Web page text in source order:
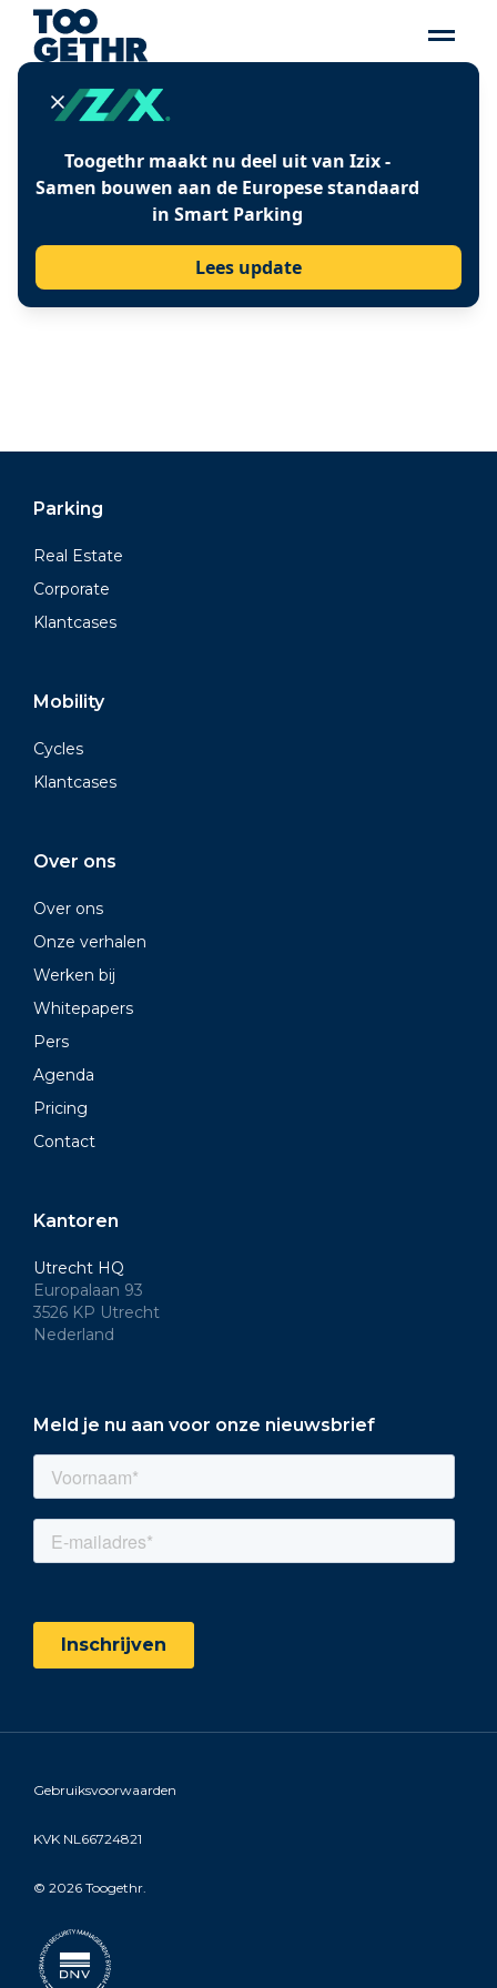
Toogethr maakt nu deel uit van Izix -
Samen bouwen aan de Europese standaard
in Smart Parking
Lees update
PANDEMIE SCHAFFT
NEUE ROUTINEN
Parking
Real Estate
Corporate
Klantcases
Mobility
Cycles
Klantcases
Over ons
Over ons
Onze verhalen
Werken bij
Whitepapers
Pers
Agenda
Pricing
Contact
Kantoren
Utrecht HQ
Europalaan 93
3526 KP Utrecht
Nederland
Meld je nu aan voor onze nieuwsbrief
Gebruiksvoorwaarden
KVK NL66724821
© 2026 Toogethr.